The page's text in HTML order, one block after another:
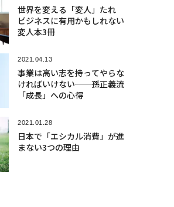
世界を変える「変人」たれ
ビジネスに有用かもしれない
変人本3冊
2021.04.13
事業は高い志を持ってやらな
ければいけない──孫正義流
「成長」への心得
2021.01.28
日本で「エシカル消費」が進
まない3つの理由